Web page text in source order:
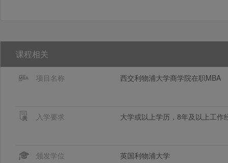
课程相关
项目名称 西交利物浦大学商学院在职MBA
入学要求 大学或以上学历，8年及以上工作
颁发学位 英国利物浦大学